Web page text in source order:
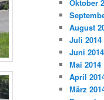
Oktober
August
Juli 2014
Juni 2014
Mai 2014
April
März